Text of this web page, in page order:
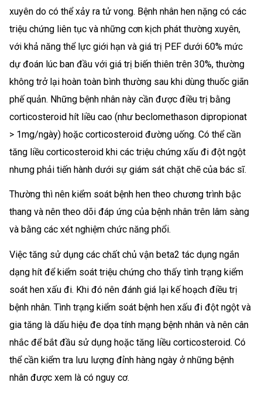
xuyên do có thể xảy ra tử vong. Bệnh nhân hen nặng có các
triệu chứng liên tục và những cơn kịch phát thường xuyên,
với khả năng thể lực giới hạn và giá trị PEF dưới 60% mức
dự đoán lúc ban đầu với giá trị biến thiên trên 30%, thường
không trở lại hoàn toàn bình thường sau khi dùng thuốc giãn
phế quản. Những bệnh nhân này cần được điều trị bằng
corticosteroid hít liều cao (như beclomethason dipropionat
> 1mg/ngày) hoặc corticosteroid đường uống. Có thể cần
tăng liều corticosteroid khi các triệu chứng xấu đi đột ngột
nhưng phải tiến hành dưới sự giám sát chặt chẽ của bác sĩ.
Thường thì nên kiểm soát bệnh hen theo chương trình bậc
thang và nên theo dõi đáp ứng của bệnh nhân trên lâm sàng
và bằng các xét nghiệm chức năng phổi.
Việc tăng sử dụng các chất chủ vận beta2 tác dụng ngắn
dạng hít để kiểm soát triệu chứng cho thấy tình trạng kiểm
soát hen xấu đi. Khi đó nên đánh giá lại kế hoạch điều trị
bệnh nhân. Tình trạng kiểm soát bệnh hen xấu đi đột ngột và
gia tăng là dấu hiệu đe dọa tính mạng bệnh nhân và nên cân
nhắc để bắt đầu sử dụng hoặc tăng liều corticosteroid. Có
thể cần kiểm tra lưu lượng đỉnh hàng ngày ở những bệnh
nhân được xem là có nguy cơ.